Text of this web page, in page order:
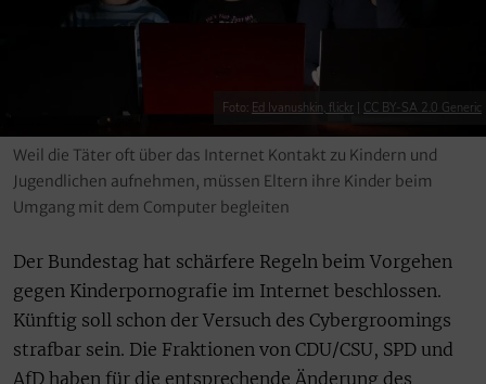
Foto: Ed Ivanushkin, flickr CC BY-SA 2.0 Generic
Weil die Täter oft über das Internet Kontakt zu Kindern und
Jugendlichen aufnehmen, müssen Eltern ihre Kinder beim
Umgang mit dem Computer begleiten
Der Bundestag hat schärfere Regeln beim Vorgehen
gegen Kinderpornografie im Internet beschlossen.
Künftig soll schon der Versuch des Cybergroomings
strafbar sein. Die Fraktionen von CDU/CSU, SPD und
AfD haben für die entsprechende Änderung des